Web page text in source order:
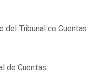
del Tribunal de Cuentas
de Cuentas